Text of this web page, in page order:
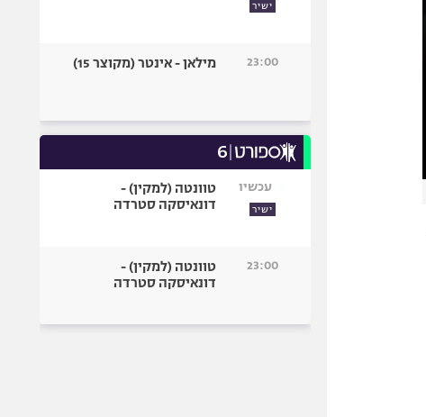
ישיר
23:00 מילאן - אינטר (מקוצר 15)
עכשיו
ישיר
טוונטה (למקין) -
דונאיסקה סטרדה
23:00
טוונטה (למקין) -
דונאיסקה סטרדה